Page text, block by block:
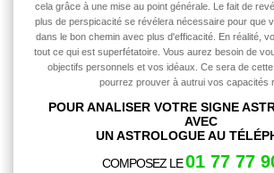
cela grâce à une mise au point générale. Le fait de
plus de perspicacité se révélera nécessaire pour que
dans le bon chemin avec plus d'efficacité. En réalité,
tout ce qui est superfétatoire. Vous aurez besoin de
objectifs personnels et vos idéaux. Ce sera de
pourrez prouver à autrui vos capacités
POUR ANALISER VOTRE SIGNE
AVEC
UN ASTROLOGUE AU
COMPOSEZ LE01 77 77